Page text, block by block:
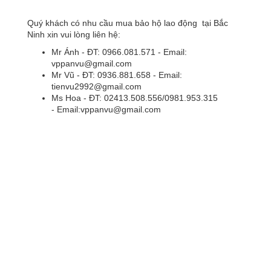
Quý khách có nhu cầu mua bảo hộ lao động tại Bắc
Ninh xin vui lòng liên hệ:
Mr Ánh - ĐT: 0966.081.571 - Email:
vppanvu@gmail.com
Mr Vũ - ĐT: 0936.881.658 - Email:
tienvu2992@gmail.com
Ms Hoa - ĐT: 02413.508.556/0981.953.315
- Email:vppanvu@gmail.com